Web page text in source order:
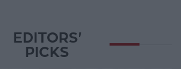
EDITORS'
PICKS